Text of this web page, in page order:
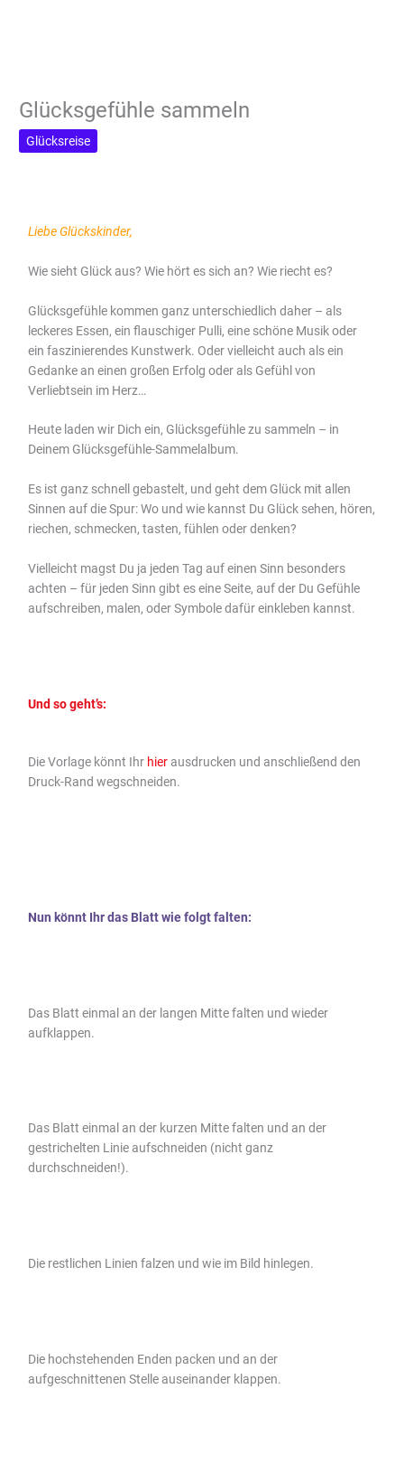
Glücksgefühle sammeln
Glücksreise
Liebe Glückskinder,
Wie sieht Glück aus? Wie hört es sich an? Wie riecht es?
Glücksgefühle kommen ganz unterschiedlich daher – als
leckeres Essen, ein flauschiger Pulli, eine schöne Musik oder
ein faszinierendes Kunstwerk. Oder vielleicht auch als ein
Gedanke an einen großen Erfolg oder als Gefühl von
Verliebtsein im Herz…
Heute laden wir Dich ein, Glücksgefühle zu sammeln – in
Deinem Glücksgefühle-Sammelalbum.
Es ist ganz schnell gebastelt, und geht dem Glück mit allen
Sinnen auf die Spur: Wo und wie kannst Du Glück sehen, hören,
riechen, schmecken, tasten, fühlen oder denken?
Vielleicht magst Du ja jeden Tag auf einen Sinn besonders
achten – für jeden Sinn gibt es eine Seite, auf der Du Gefühle
aufschreiben, malen, oder Symbole dafür einkleben kannst.
Und so geht’s:
Die Vorlage könnt Ihr hierausdrucken und anschließend den
Druck-Rand wegschneiden.
Nun könnt Ihr das Blatt wie folgt falten:
Das Blatt einmal an der langen Mitte falten und wieder
aufklappen.
Das Blatt einmal an der kurzen Mitte falten und an der
gestrichelten Linie aufschneiden (nicht ganz
durchschneiden!).
Die restlichen Linien falzen und wie im Bild hinlegen.
Die hochstehenden Enden packen und an der
aufgeschnittenen Stelle auseinander klappen.